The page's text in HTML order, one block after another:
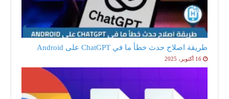
طريقة اصلاح حدث خطأ ما في ChatGPT على Android
16 أكتوبر، 2025